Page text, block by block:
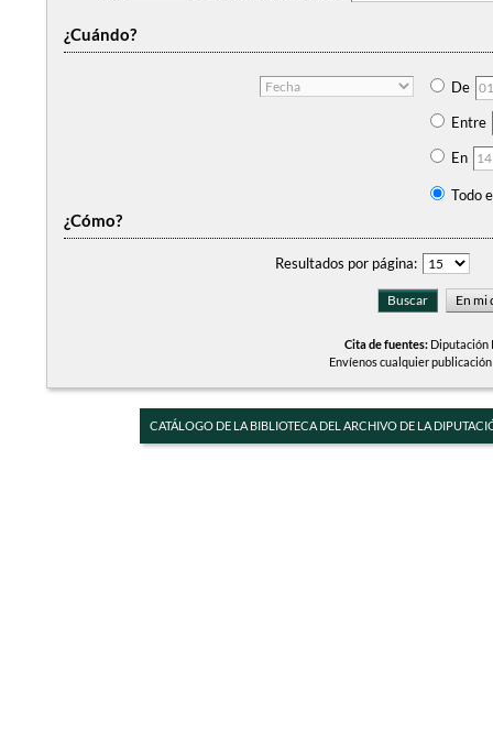
¿Cuándo?
De
Entre
En
Todo
¿Cómo?
Resultados por página:
Cita de fuentes:Diputación
Envíenos cualquier
CATÁLOGO DE LA BIBLIOTECA DEL ARCHIVO DE LA